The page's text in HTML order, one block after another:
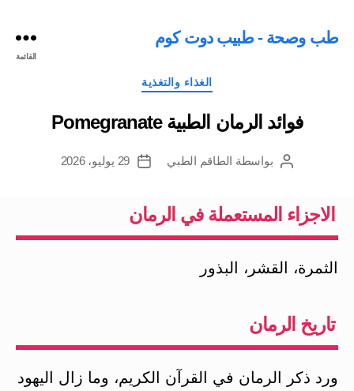
طب وصحة - طبيب دوت كوم
القائمة
التصنيفات
الغذاء والتغذية
فوائد الرمان الطبية Pomegranate
كاتببواسطة الطاقم الطبي
تاريخ
29 يوليو، 2026
الاجزاء المستعملة في الرمان
الثمرة، القشر، البذور
تاريخ الرمان
ورد ذكر الرمان في القرآن الكريم، وما زال اليهود